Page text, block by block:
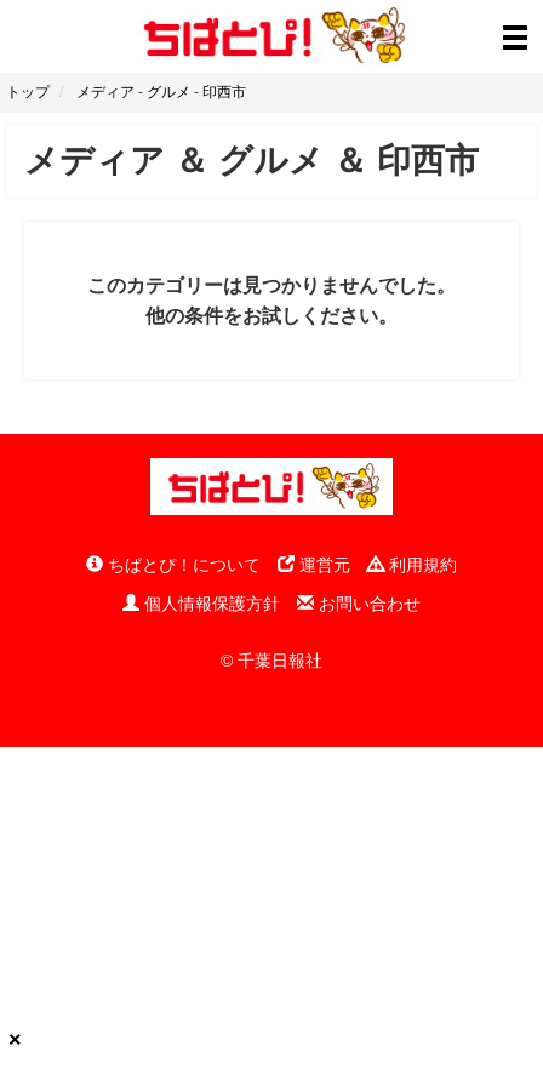
トップ メディア - グルメ - 印西市
メディア ＆ グルメ ＆ 印西市
このカテゴリーは見つかりませんでした。
他の条件をお試しください。
ちばとぴ！について 運営元
利用規約
個人情報保護方針
お問い合わせ
© 千葉日報社
×